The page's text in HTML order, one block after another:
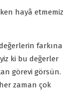
hayâ etmemiz
farkına
ki bu değerler
görevi görsün.
zaman çok